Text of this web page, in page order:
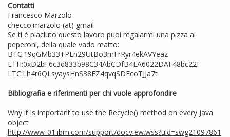
Contatti
Francesco Marzolo
checco.marzolo (at) gmail
Se ti è piaciuto questo lavoro puoi regalarmi una pizza ai
peperoni, della quale vado matto:
BTC:19qGMb33TPLn29UtBo3mFrRyr4ekAVYeaz
ETH:0xD2bF6c3d833b98C34AbCDfB4EA6022DAF48bc22F
LTC:Lh4r6QLsyaysHnS38FZ4qvqSDFcoTJJa7t
Bibliografia e riferimenti per chi vuole approfondire
Why it is important to use the Recycle() method on every Java
object
http://www-01.ibm.com/support/docview.wss?uid=swg21097861